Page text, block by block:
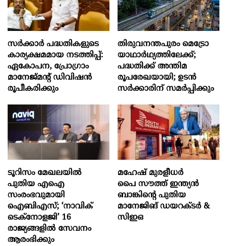
സര്‍ക്കാര്‍ പദ്ധതികളുടെ
കാര്യക്ഷമമായ നടത്തിപ്പ്:
ഏകോപന, പ്രോഗ്രാം
മാനേജ്മന്‍റ് ഡിവിഷന്‍
രൂപീകരിക്കും
തിരുവനന്തപുരം മെട്രോ
യാഥാർഥ്യത്തിലേക്ക്;
പദ്ധതിക്ക് അന്തിമ
രൂപരേഖയായി; ഉടൻ
സർക്കാരിന് സമർപ്പിക്കും
ടൂറിസം മേഖലയിൽ
പുതിയ എഐ
സംരംഭവുമായി
ഐബിഎസ്; ‘നാവിക്
ടെക്‌നോളജി’ 16
രാജ്യങ്ങളിൽ സേവനം
ആരംഭിക്കും
മഹേഷ് മുരളീധർ
പൈ സൗത്ത് ഇന്ത്യൻ
ബാങ്കിന്റെ പുതിയ
മാനേജിങ് ഡയറക്ടർ &
സിഇഒ